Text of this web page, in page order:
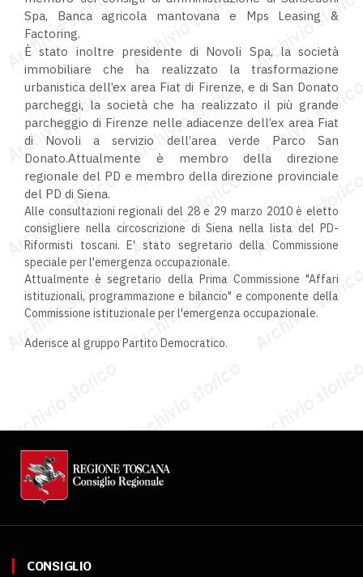
Spa, Banca agricola mantovana e Mps Leasing &
Factoring.
È stato inoltre presidente di Novoli Spa, la società
immobiliare che ha realizzato la trasformazione
urbanistica dell’ex area Fiat di Firenze, e di San Donato
parcheggi, la società che ha realizzato il più grande
parcheggio di Firenze nelle adiacenze dell’ex area Fiat
di Novoli a servizio dell’area verde Parco San
Donato.Attualmente è membro della direzione
regionale del PD e membro della direzione provinciale
del PD di Siena.
Alle consultazioni regionali del 28 e 29 marzo 2010 è eletto
consigliere nella circoscrizione di Siena nella lista del PD-
Riformisti toscani. E' stato segretario della Commissione
speciale per l'emergenza occupazionale.
Attualmente è segretario della Prima Commissione "Affari
istituzionali, programmazione e bilancio" e componente della
Commissione istituzionale per l'emergenza occupazionale.
Aderisce al gruppo Partito Democratico.
CONSIGLIO